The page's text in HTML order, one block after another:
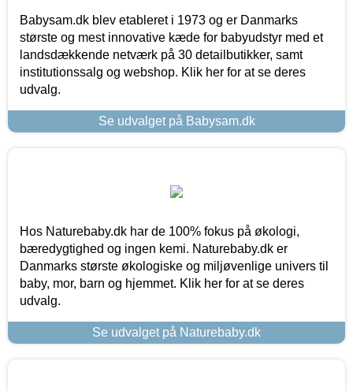
Babysam.dk blev etableret i 1973 og er Danmarks
største og mest innovative kæde for babyudstyr med et
landsdækkende netværk på 30 detailbutikker, samt
institutionssalg og webshop. Klik her for at se deres
udvalg.
Se udvalget på Babysam.dk
Hos Naturebaby.dk har de 100% fokus på økologi,
bæredygtighed og ingen kemi. Naturebaby.dk er
Danmarks største økologiske og miljøvenlige univers til
baby, mor, barn og hjemmet. Klik her for at se deres
udvalg.
Se udvalget på Naturebaby.dk